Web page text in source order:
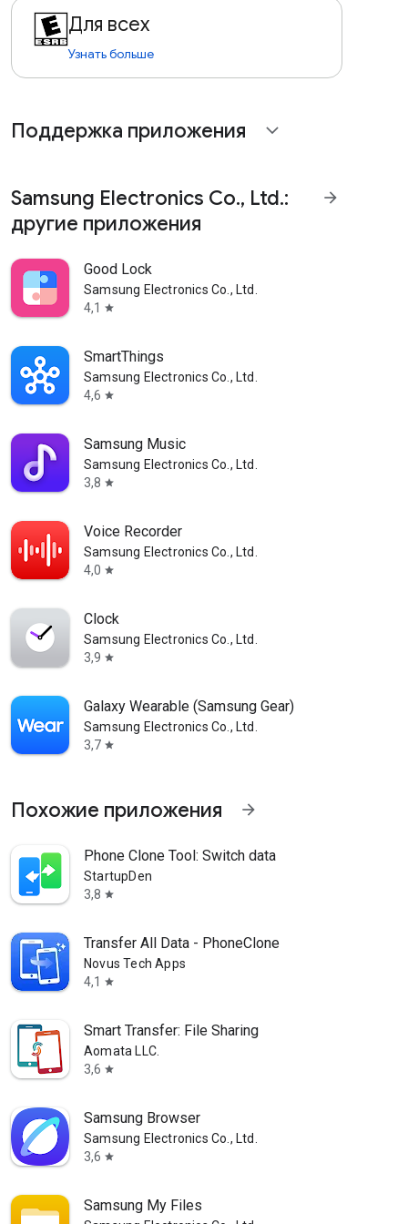
Для всех
Узнать больше
Поддержка приложения expand_more
Samsung Electronics Co., Ltd.:
другие приложения
arrow_forward
Good Lock
Samsung Electronics Co., Ltd.
4,1
star
SmartThings
Samsung Electronics Co., Ltd.
4,6 star
Samsung Music
Samsung Electronics Co., Ltd.
3,8 star
Voice Recorder
Samsung Electronics Co., Ltd.
4,0 star
Clock
Samsung Electronics Co., Ltd.
3,9 star
Galaxy Wearable (Samsung Gear)
Samsung Electronics Co., Ltd.
3,7 star
Похожие приложения arrow_forward
Phone Clone Tool: Switch data
StartupDen
3,8 star
Transfer All Data - PhoneClone
Novus Tech Apps
4,1
star
Smart Transfer: File Sharing
Aomata LLC.
3,6 star
Samsung Browser
Samsung Electronics Co., Ltd.
3,6 star
Samsung My Files